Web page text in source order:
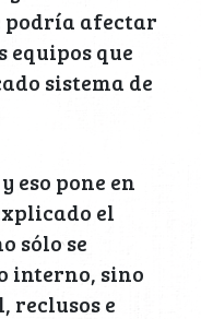
podría afectar
equipos que
sistema de
eso pone en
el
sólo se
interno, sino
reclusos e